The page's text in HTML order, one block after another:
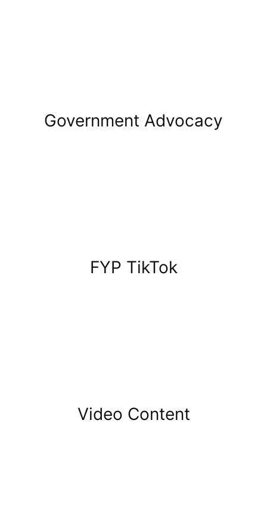
Government Advocacy
FYP TikTok
Video Content